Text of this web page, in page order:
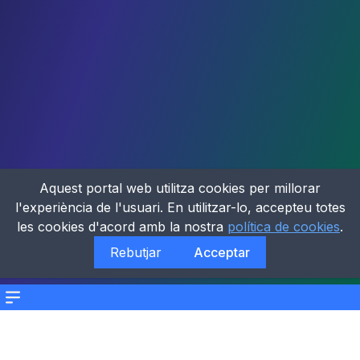
Menu
Aquest portal web utilitza cookies per millorar
l'experiència de l'usuari. En utilitzar-lo, accepteu totes
les cookies d'acord amb la nostra política de cookies.
Rebutjar
Acceptar